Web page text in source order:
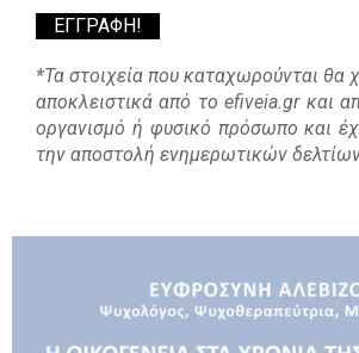
*Τα στοιχεία που καταχωρούνται θα
αποκλειστικά από το efiveia.gr και
οργανισμό ή φυσικό πρόσωπο και
την αποστολή ενημερωτικών